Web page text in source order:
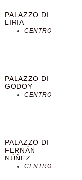
PALAZZO DI
LIRIA
CENTRO
PALAZZO DI
GODOY
CENTRO
PALAZZO DI
FERNÁN
NÚÑEZ
CENTRO